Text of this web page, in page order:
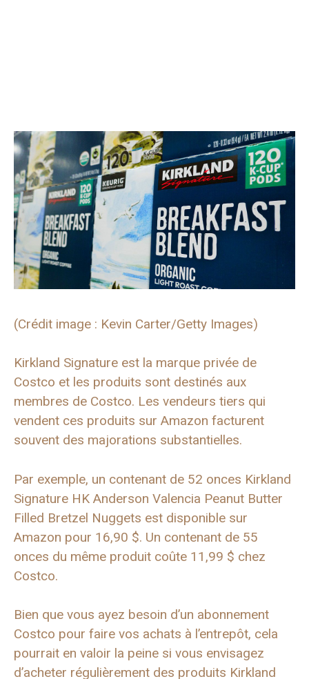
(Crédit image : Kevin Carter/Getty Images)
Kirkland Signature est la marque privée de
Costco et les produits sont destinés aux
membres de Costco. Les vendeurs tiers qui
vendent ces produits sur Amazon facturent
souvent des majorations substantielles.
Par exemple, un contenant de 52 onces Kirkland
Signature HK Anderson Valencia Peanut Butter
Filled Bretzel Nuggets est disponible sur
Amazon pour 16,90 $. Un contenant de 55
onces du même produit coûte 11,99 $ chez
Costco.
Bien que vous ayez besoin d’un abonnement
Costco pour faire vos achats à l’entrepôt, cela
pourrait en valoir la peine si vous envisagez
d’acheter régulièrement des produits Kirkland